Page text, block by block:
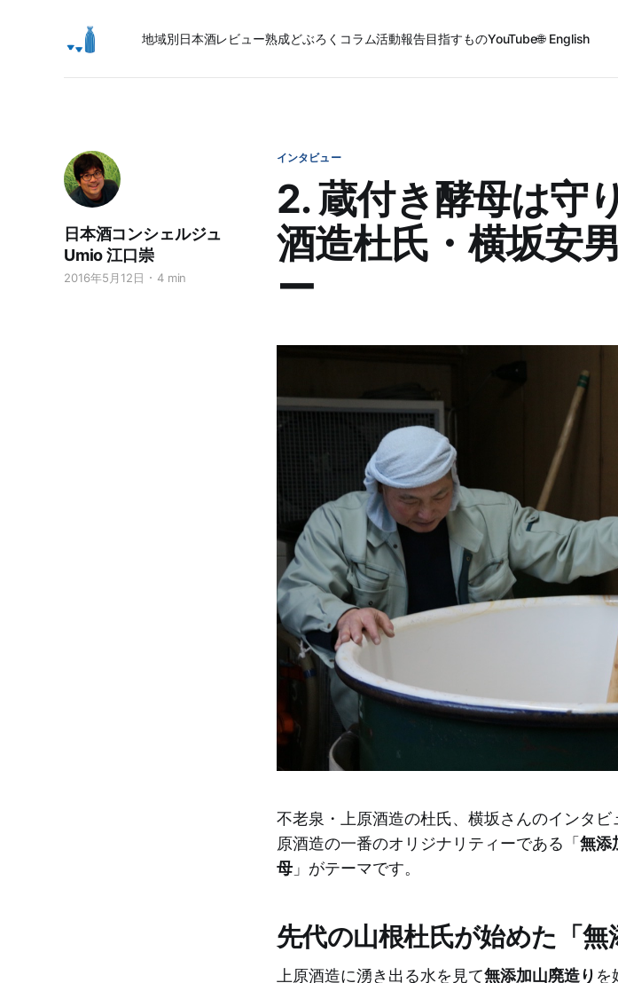
地域別日本酒レビュー熟成どぶろく コラム活動報告目指すものYouTube🌐 English
インタビュー
2. 蔵付き酵母は守
酒造杜氏・横坂安
ー
日本酒コンシェルジュ
Umio 江口崇
2016年5月12日 4 min
不老泉・上原酒造の杜氏、横坂さんのインタビ
原酒造の一番のオリジナリティーである「無添
母 」がテーマです。
先代の山根杜氏が始めた「無
上原酒造に湧き出る水を見て無添加山廃造り を